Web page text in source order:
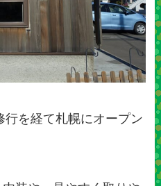
行を経て札幌にオープン